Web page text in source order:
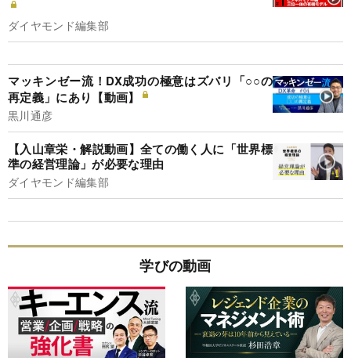
ダイヤモンド編集部
マッキンゼー流！DX成功の極意はズバリ「○○の
再定義」にあり【動画】
黒川通彦
【入山章栄・解説動画】全ての働く人に「世界標
準の経営理論」が必要な理由
ダイヤモンド編集部
学びの動画